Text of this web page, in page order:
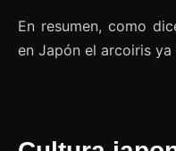
En resumen, como
en Japón el arcoiris